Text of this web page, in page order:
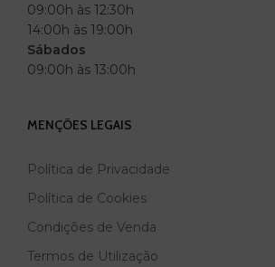
09:00h às 12:30h
14:00h às 19:00h
Sábados
09:00h às 13:00h
MENÇÕES LEGAIS
Política de Privacidade
Política de Cookies
Condições de Venda
Termos de Utilização